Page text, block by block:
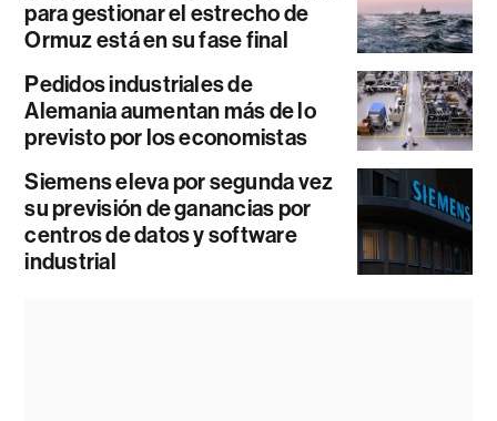
para gestionar el estrecho de
Ormuz está en su fase final
Pedidos industriales de
Alemania aumentan más de lo
previsto por los economistas
Siemens eleva por segunda vez
su previsión de ganancias por
centros de datos y software
industrial